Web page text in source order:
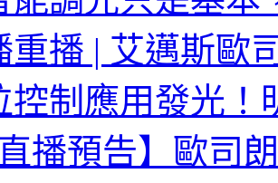
重播 | 艾邁斯歐
控制應用發光！
直播預告】歐司